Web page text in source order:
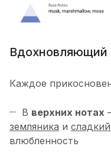
Вдохновляющий
Каждое
В верхних нотах
земляника и
влюбленность